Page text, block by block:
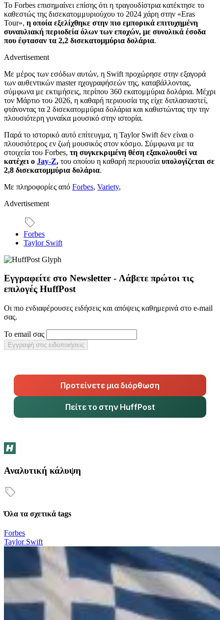
Το Forbes επισημαίνει επίσης ότι η τραγουδίστρια κατέκτησε το
καθεστώς της δισεκατομμυριούχου το 2024 χάρη στην «Eras
Tour», η οποία εξελίχθηκε στην πιο εμπορικά επιτυχημένη
συναυλιακή περιοδεία όλων των εποχών, με συνολικά έσοδα
που έφτασαν τα 2,2 δισεκατομμύρια δολάρια.
Advertisement
Με μέρος των εσόδων αυτών, η Swift προχώρησε στην εξαγορά
των αυθεντικών master ηχογραφήσεών της, καταβάλλοντας,
σύμφωνα με εκτιμήσεις, περίπου 360 εκατομμύρια δολάρια. Μέχρι
τον Μάρτιο του 2026, η καθαρή περιουσία της είχε διπλασιαστεί,
φτάνοντας τα 2 δισεκατομμύρια δολάρια και καθιστώντας την την
πλουσιότερη γυναίκα μουσικό στην ιστορία.
Παρά το ιστορικό αυτό επίτευγμα, η Taylor Swift δεν είναι ο
πλουσιότερος εν ζωή μουσικός στον κόσμο. Σύμφωνα με τα
στοιχεία του Forbes, τη συγκεκριμένη θέση εξακολουθεί να
κατέχει ο Jay-Z, του οποίου η καθαρή περιουσία υπολογίζεται σε
2,8 δισεκατομμύρια δολάρια.
Με πληροφορίες από Forbes, Variety,
Advertisement
Forbes
Taylor Swift
Εγγραφείτε στο Newsletter - Λάβετε πρώτοι τις
επιλογές HuffPost
Οι πιο ενδιαφέρουσες ειδήσεις και απόψεις καθημερινά στο e-mail
σας.
Το email σας
Εγγραφή στις ειδοποιήσεις
Προτείνετε μια διόρθωση
Πείτε το στην HuffPost
Αναλυτική κάλυψη
Όλα τα σχετικά tags
Forbes
Taylor Swift